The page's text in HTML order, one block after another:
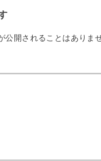
公開されることはありま